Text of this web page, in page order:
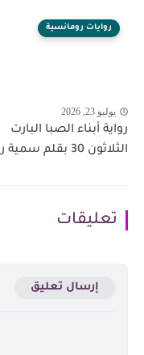
روايات رومانسية
يوليو 23, 2026
رواية أبناء الصبا البارت
الثلاثون 30 بقلم سمية رشاد
تعليقات
إرسال تعليق